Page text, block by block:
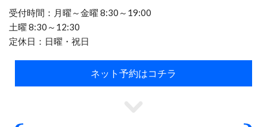
受付時間：月曜～金曜 8:30～19:00
土曜 8:30～12:30
定休日：日曜・祝日
ネット予約はコチラ